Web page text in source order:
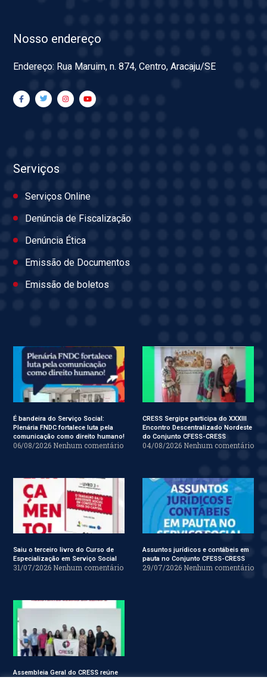
Nosso endereço
Endereço: Rua Maruim, n. 874, Centro, Aracaju/SE
Serviços
Serviços Online
Denúncia de Fiscalização
Denúncia Ética
Emissão de Documentos
Emissão de boletos
É bandeira do Serviço Social:
Plenária FNDC fortalece luta pela
comunicação como direito humano!
06/08/2026 Nenhum comentário
CRESS Sergipe participa do XXXIII
Encontro Descentralizado Nordeste
do Conjunto CFESS-CRESS
04/08/2026 Nenhum comentário
Saiu o terceiro livro do Curso de
Especialização em Serviço Social
31/07/2026 Nenhum comentário
Assuntos jurídicos e contábeis em
pauta no Conjunto CFESS-CRESS
29/07/2026 Nenhum comentário
Assembleia Geral do CRESS reúne